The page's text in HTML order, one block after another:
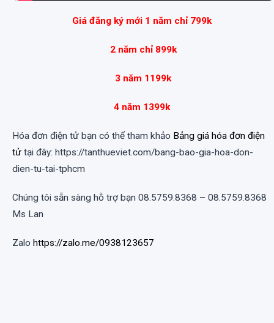
Giá đăng ký mới 1 năm chỉ 799k
2 năm chỉ 899k
3 năm 1199k
4 năm 1399k
Hóa đơn điện tử bạn có thể tham khảo Bảng giá hóa đơn điện
tử tại đây: https://tanthueviet.com/bang-bao-gia-hoa-don-
dien-tu-tai-tphcm
Chúng tôi sẵn sàng hỗ trợ bạn 08.5759.8368 – 08.5759.8368
Ms Lan
Zalo https://zalo.me/0938123657